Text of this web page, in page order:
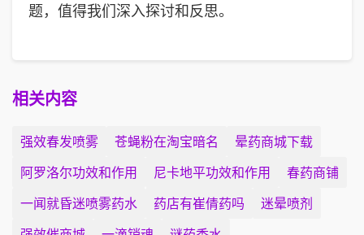
题，值得我们深入探讨和反思。
相关内容
强效春发喷雾 苍蝇粉在淘宝暗名
晕药商城下载
阿罗洛尔功效和作用
尼卡地平功效和作用
春药商铺
一闻就昏迷喷雾药水
药店有崔倩药吗
迷晕喷剂